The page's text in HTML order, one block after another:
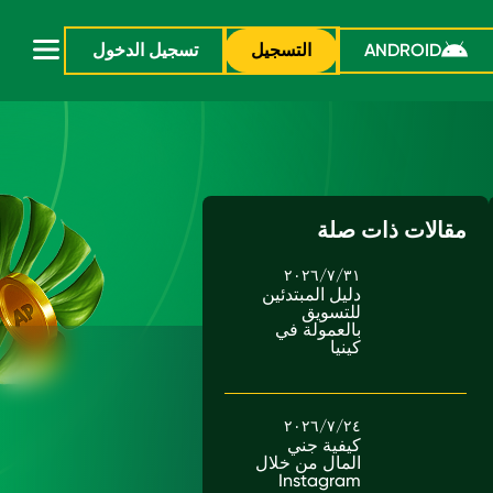
ANDROID التسجيل تسجيل الدخول
مقالات ذات صلة
٣١/‏٧/‏٢٠٢٦
دليل المبتدئين
للتسويق
بالعمولة في
كينيا
٢٤/‏٧/‏٢٠٢٦
كيفية جني
المال من خلال
Instagram